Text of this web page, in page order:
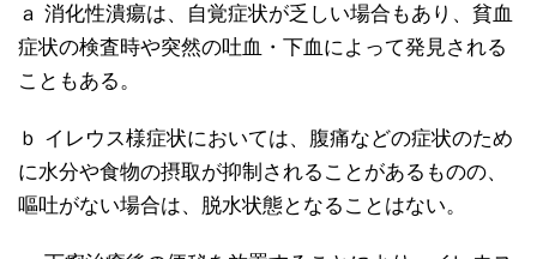
ａ 消化性潰瘍は、自覚症状が乏しい場合もあり、貧血
症状の検査時や突然の吐血・下血によって発見される
こともある。
ｂ イレウス様症状においては、腹痛などの症状のため
に水分や食物の摂取が抑制されることがあるものの、
嘔吐がない場合は、脱水状態となることはない。